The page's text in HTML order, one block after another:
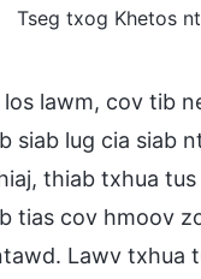
Tseg txog Khetos
lawm, cov tib
siab lug cia siab
thiab txhua
tias cov hmoov
Lawv txhua